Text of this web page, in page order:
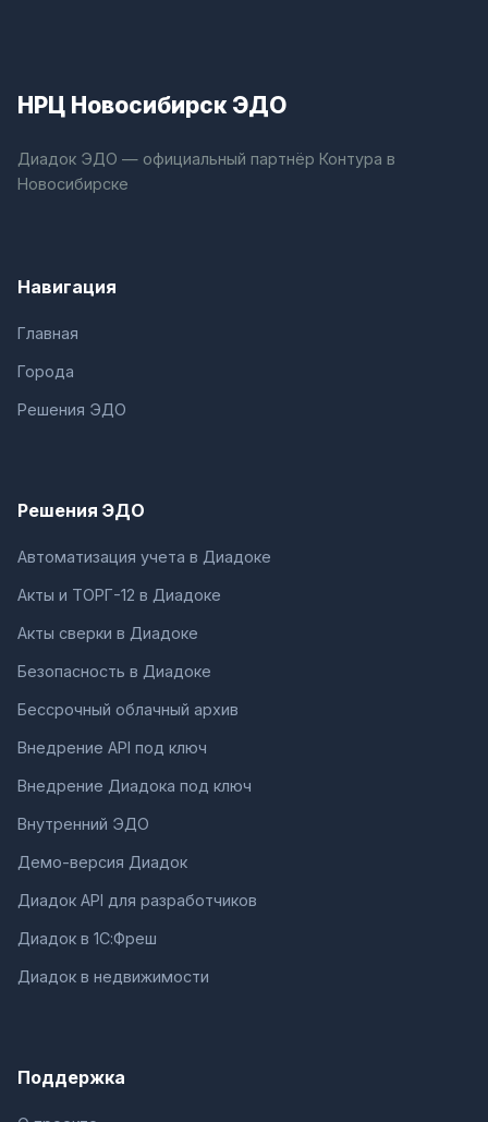
НРЦ Новосибирск ЭДО
Диадок ЭДО — официальный партнёр Контура в
Новосибирске
Навигация
Главная
Города
Решения ЭДО
Решения ЭДО
Автоматизация учета в Диадоке
Акты и ТОРГ-12 в Диадоке
Акты сверки в Диадоке
Безопасность в Диадоке
Бессрочный облачный архив
Внедрение API под ключ
Внедрение Диадока под ключ
Внутренний ЭДО
Демо-версия Диадок
Диадок API для разработчиков
Диадок в 1С:Фреш
Диадок в недвижимости
Поддержка